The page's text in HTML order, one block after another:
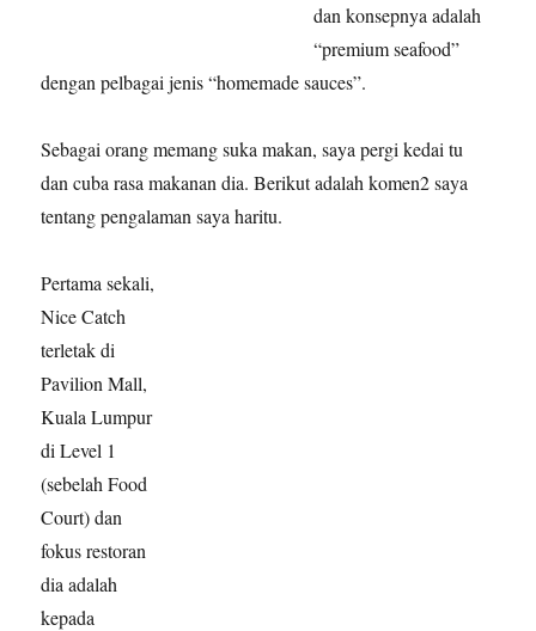
dan konsepnya adalah
“premium seafood”
dengan pelbagai jenis “homemade sauces”.
Sebagai orang memang suka makan, saya pergi kedai tu
dan cuba rasa makanan dia. Berikut adalah komen2 saya
tentang pengalaman saya haritu.
Pertama sekali,
Nice Catch
terletak di
Pavilion Mall,
Kuala Lumpur
di Level 1
(sebelah Food
Court) dan
fokus restoran
dia adalah
kepada